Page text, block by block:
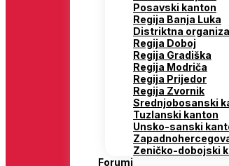
Posavski kanton
Regija Banja Luka
Distriktna
Regija Doboj
Regija Gradiška
Regija Modriča
Regija Prijedor
Regija Zvornik
Srednjobosanski
Tuzlanski kanton
Unsko-sanski
Zeničko-dobojski
Forumi